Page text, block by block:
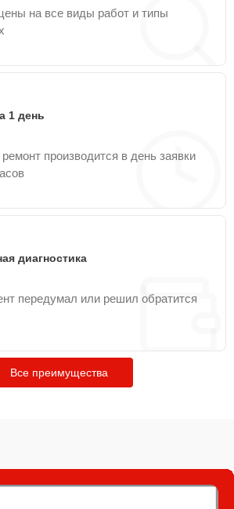
на все виды работ и типы
1 день
производится в день заявки
диагностика
передумал или решил обратится
Все преимущества